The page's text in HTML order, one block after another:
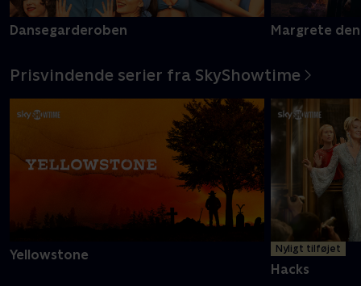
Dansegarderoben Margrete
Prisvindende serier fra SkyShowtime
Yellowstone Nyligt tilføjet
Hacks